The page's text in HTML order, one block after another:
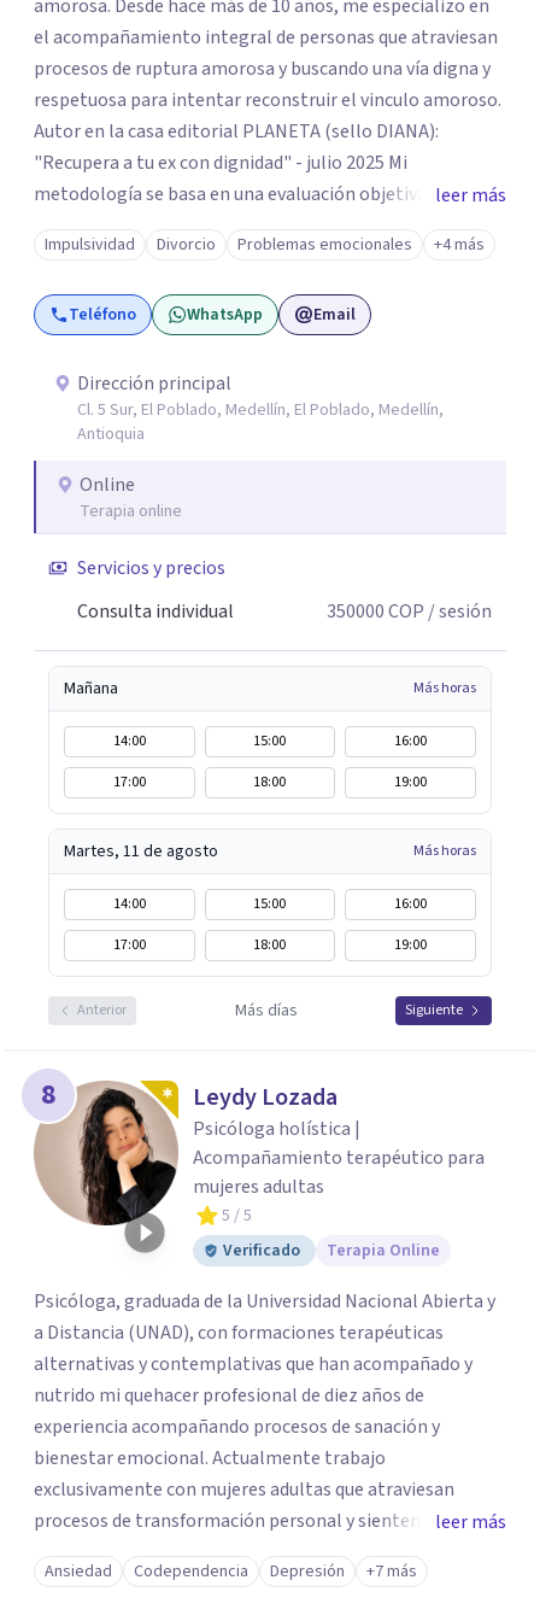
amorosa. Desde hace más de 10 años, me especializo en
el acompañamiento integral de personas que atraviesan
procesos de ruptura amorosa y buscando una vía digna y
respetuosa para intentar reconstruir el vinculo amoroso.
Autor en la casa editorial PLANETA (sello DIANA):
"Recupera a tu ex con dignidad" - julio 2025 Mi
metodología se basa en una evaluación objetiva de
escenarios según la necesidad del paciente, centrada en
tres ejes fundamentales: 1- Análisis de viabilidad:
estimación de probabilidades reales de recuperación de la
relación de pareja 2- Análisis conductual: evaluación de
interacción 3- Soporte emocional: acompañamiento
para la gestión del duelo afectivo
leer más
Impulsividad Divorcio Problemas emocionales +4 más
Teléfono WhatsApp Email
Dirección principal
Cl. 5 Sur, El Poblado, Medellín, El Poblado, Medellín,
Antioquia
Online
Terapia online
Servicios y precios
Consulta individual
350000COP / sesión
Mañana Más horas
14:00 15:00
16:00
17:00
18:00 19:00
Martes, 11 de agosto Más horas
14:00 15:00
16:00
17:00
18:00 19:00
Anterior Más días Siguiente
8 Leydy Lozada
Psicóloga holística |
Acompañamiento terapéutico para
mujeres adultas
5 / 5
Verificado
Terapia Online
Psicóloga, graduada de la Universidad Nacional Abierta y
a Distancia (UNAD), con formaciones terapéuticas
alternativas y contemplativas que han acompañado y
nutrido mi quehacer profesional de diez años de
experiencia acompañando procesos de sanación y
bienestar emocional. Actualmente trabajo
exclusivamente con mujeres adultas que atraviesan
procesos de transformación personal y sienten la
necesidad de tomar una pausa para reconectar consigo
mismas y hacer un viaje de autoconocimiento profundo.
Mi propio camino profesional me llevó a trabajar antes
leer más
Ansiedad Codependencia Depresión +7 más